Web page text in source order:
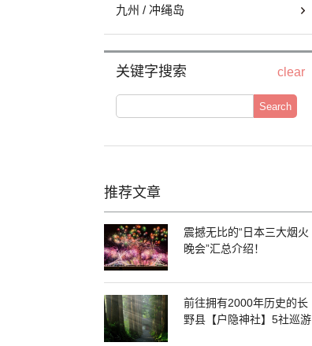
九州 / 冲绳岛
关键字搜索 clear
Search
推荐文章
震撼无比的“日本三大烟火
晚会”汇总介绍！
前往拥有2000年历史的长
野县【户隐神社】5社巡游